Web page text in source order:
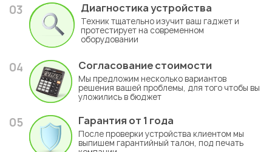
03 Диагностика устройства
Техник тщательно изучит ваш гаджет и
протестирует на современном
оборудовании
04 Согласование стоимости
Мы предложим несколько вариантов
решения вашей проблемы, для того чтобы вы
уложились в бюджет
05 Гарантия от 1 года
После проверки устройства клиентом мы
выпишем гарантийный талон, под печать